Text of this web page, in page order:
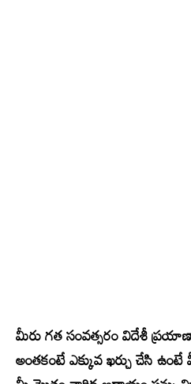
మీరు గత సంవత్సరం విదేశీ
అంతకంటే ఎక్కువ ఖర్చు చేసి